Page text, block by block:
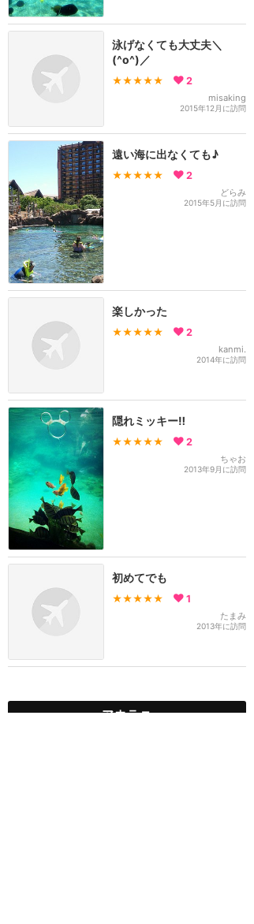
泳げなくても大丈夫＼
(^o^)／
★★★★★ 2
misaking
2015年12月に訪問
遠い海に出なくても♪
★★★★★ 2
どらみ
2015年5月に訪問
楽しかった
★★★★★ 2
kanmi.
2014年に訪問
隠れミッキー‼︎
★★★★★ 2
ちゃお
2013年9月に訪問
初めてでも
★★★★★ 1
たまみ
2013年に訪問
アウラニ